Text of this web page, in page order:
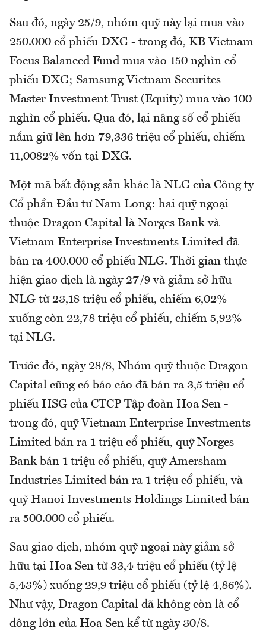
Sau đó, ngày 25/9, nhóm quỹ này lại mua vào
250.000 cổ phiếu DXG - trong đó, KB Vietnam
Focus Balanced Fund mua vào 150 nghìn cổ
phiếu DXG; Samsung Vietnam Securites
Master Investment Trust (Equity) mua vào 100
nghìn cổ phiếu. Qua đó, lại nâng số cổ phiếu
nắm giữ lên hơn 79,336 triệu cổ phiếu, chiếm
11,0082% vốn tại DXG.
Một mã bất động sản khác là NLG của Công ty
Cổ phần Đầu tư Nam Long: hai quỹ ngoại
thuộc Dragon Capital là Norges Bank và
Vietnam Enterprise Investments Limited đã
bán ra 400.000 cổ phiếu NLG. Thời gian thực
hiện giao dịch là ngày 27/9 và giảm sở hữu
NLG từ 23,18 triệu cổ phiếu, chiếm 6,02%
xuống còn 22,78 triệu cổ phiếu, chiếm 5,92%
tại NLG.
Trước đó, ngày 28/8, Nhóm quỹ thuộc Dragon
Capital cũng có báo cáo đã bán ra 3,5 triệu cổ
phiếu HSG của CTCP Tập đoàn Hoa Sen -
trong đó, quỹ Vietnam Enterprise Investments
Limited bán ra 1 triệu cổ phiếu, quỹ Norges
Bank bán 1 triệu cổ phiếu, quỹ Amersham
Industries Limited bán ra 1 triệu cổ phiếu, và
quỹ Hanoi Investments Holdings Limited bán
ra 500.000 cổ phiếu.
Sau giao dịch, nhóm quỹ ngoại này giảm sở
hữu tại Hoa Sen từ 33,4 triệu cổ phiếu (tỷ lệ
5,43%) xuống 29,9 triệu cổ phiếu (tỷ lệ 4,86%).
Như vậy, Dragon Capital đã không còn là cổ
đông lớn của Hoa Sen kể từ ngày 30/8.